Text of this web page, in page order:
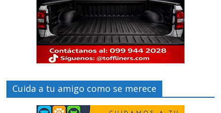
Cuida a tu amigo como se merece